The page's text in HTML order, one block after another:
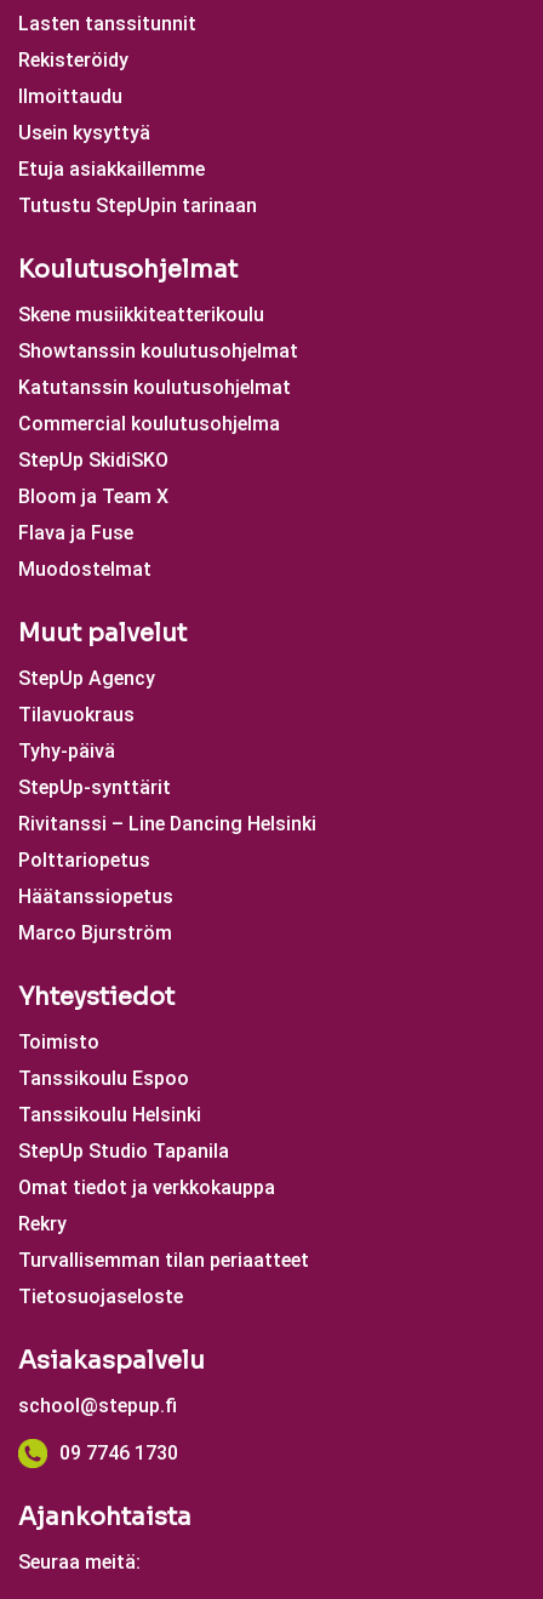
Lasten tanssitunnit
Rekisteröidy
Ilmoittaudu
Usein kysyttyä
Etuja asiakkaillemme
Tutustu StepUpin tarinaan
Koulutusohjelmat
Skene musiikkiteatterikoulu
Showtanssin koulutusohjelmat
Katutanssin koulutusohjelmat
Commercial koulutusohjelma
StepUp SkidiSKO
Bloom ja Team X
Flava ja Fuse
Muodostelmat
Muut palvelut
StepUp Agency
Tilavuokraus
Tyhy-päivä
StepUp-synttärit
Rivitanssi – Line Dancing Helsinki
Polttariopetus
Häätanssiopetus
Marco Bjurström
Yhteystiedot
Toimisto
Tanssikoulu Espoo
Tanssikoulu Helsinki
StepUp Studio Tapanila
Omat tiedot ja verkkokauppa
Rekry
Turvallisemman tilan periaatteet
Tietosuojaseloste
Asiakaspalvelu
school@stepup.fi
09 7746 1730
Ajankohtaista
Seuraa meitä: